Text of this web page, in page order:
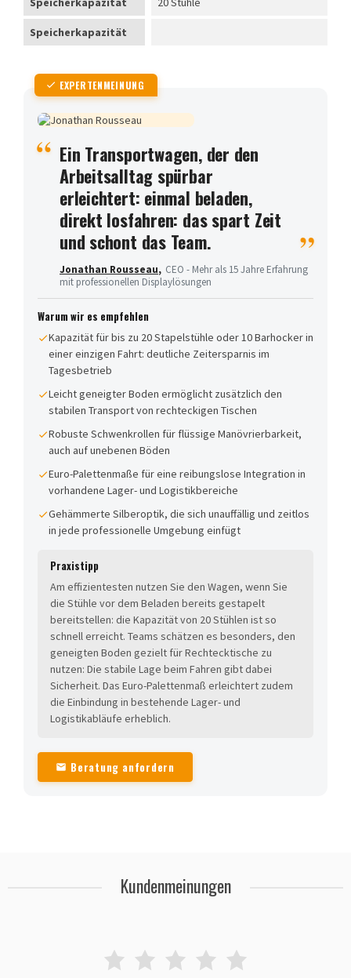
Speicherkapazität
EXPERTENMEINUNG
Ein Transportwagen, der den
Arbeitsalltag spürbar
erleichtert: einmal beladen,
direkt losfahren: das spart Zeit
und schont das Team.
Jonathan Rousseau, CEO - Mehr als 15 Jahre Erfahrung
mit professionellen Displaylösungen
Warum wir es empfehlen
Kapazität für bis zu 20 Stapelstühle oder 10 Barhocker in
einer einzigen Fahrt: deutliche Zeitersparnis im
Tagesbetrieb
Leicht geneigter Boden ermöglicht zusätzlich den
stabilen Transport von rechteckigen Tischen
Robuste Schwenkrollen für flüssige Manövrierbarkeit,
auch auf unebenen Böden
Euro-Palettenmaße für eine reibungslose Integration in
vorhandene Lager- und Logistikbereiche
Gehämmerte Silberoptik, die sich unauffällig und zeitlos
in jede professionelle Umgebung einfügt
Praxistipp
Am effizientesten nutzen Sie den Wagen, wenn Sie
die Stühle vor dem Beladen bereits gestapelt
bereitstellen: die Kapazität von 20 Stühlen ist so
schnell erreicht. Teams schätzen es besonders, den
geneigten Boden gezielt für Rechtecktische zu
nutzen: Die stabile Lage beim Fahren gibt dabei
Sicherheit. Das Euro-Palettenmaß erleichtert zudem
die Einbindung in bestehende Lager- und
Logistikabläufe erheblich.
Beratung anfordern
Kundenmeinungen